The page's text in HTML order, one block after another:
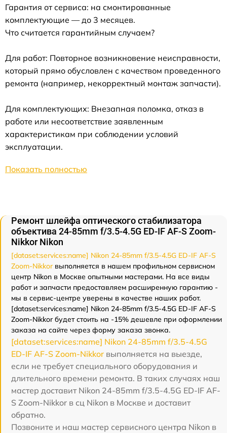
Гарантия от сервиса: на смонтированные
комплектующие — до 3 месяцев.
Что считается гарантийным случаем?
Для работ: Повторное возникновение неисправности,
который прямо обусловлен с качеством проведенного
ремонта (например, некорректный монтаж запчасти).
Для комплектующих: Внезапная поломка, отказ в
работе или несоответствие заявленным
характеристикам при соблюдении условий
эксплуатации.
Показать полностью
Ремонт шлейфа оптического стабилизатора
объектива 24-85mm f/3.5-4.5G ED-IF AF-S Zoom-
Nikkor Nikon
[dataset:services:name] Nikon 24-85mm f/3.5-4.5G ED-IF AF-S
Zoom-Nikkorвыполняется в нашем профильном сервисном
центр Nikon в Москве опытными мастерами. На все виды
работ и запчасти предоставляем расширенную гарантию -
мы в сервис-центре уверены в качестве наших работ.
[dataset:services:name] Nikon 24-85mm f/3.5-4.5G ED-IF AF-S
Zoom-Nikkor будет стоить на -15% дешевле при оформлении
заказа на сайте через форму заказа звонка.
[dataset:services:name] Nikon 24-85mm f/3.5-4.5G
ED-IF AF-S Zoom-Nikkor выполняется на выезде,
если не требует специального оборудования и
длительного времени ремонта. В таких случаях наш
мастер доставит Nikon 24-85mm f/3.5-4.5G ED-IF AF-
S Zoom-Nikkor в сц Nikon в Москве и доставит
обратно.
Позвоните и наш мастер сервисного центра Nikon в